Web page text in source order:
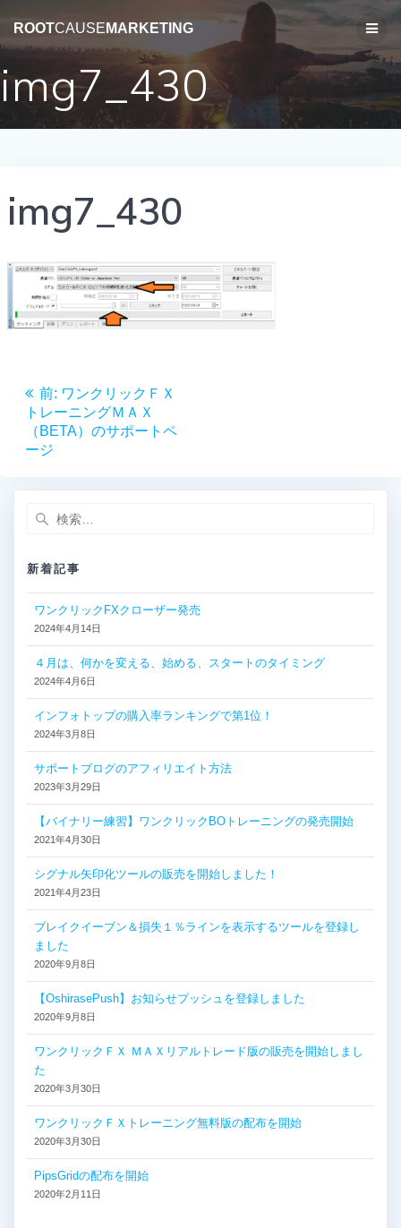
テ
ツ
へ
ス
ROOTCAUSE MARKETING
img7_430
img7_430
投
稿
ナ
ー
ョ
前: 前
の
投
ワンクリックＦＸ
トレーニングＭＡＸ
（BETA）のサポートペ
ージ
検
新着記事
ワンクリックFXクローザー発売
2024年4月14日
４月は、何かを変える、始める、スタートのタイミング
2024年4月6日
インフォトップの購入率ランキングで第1位！
2024年3月8日
サポートブログのアフィリエイト方法
2023年3月29日
【バイナリー練習】ワンクリックBOトレーニングの発売開始
2021年4月30日
シグナル矢印化ツールの販売を開始しました！
2021年4月23日
ブレイクイーブン＆損失１％ラインを表示するツールを登録し
ました
2020年9月8日
【OshirasePush】お知らせプッシュを登録しました
2020年9月8日
ワンクリックＦＸ ＭＡＸリアルトレード版の販売を開始しまし
た
2020年3月30日
ワンクリックＦＸトレーニング無料版の配布を開始
2020年3月30日
PipsGridの配布を開始
2020年2月11日